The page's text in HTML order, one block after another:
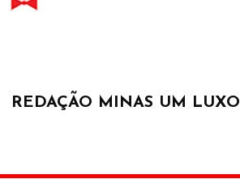
REDAÇÃO MINAS UM LUXO